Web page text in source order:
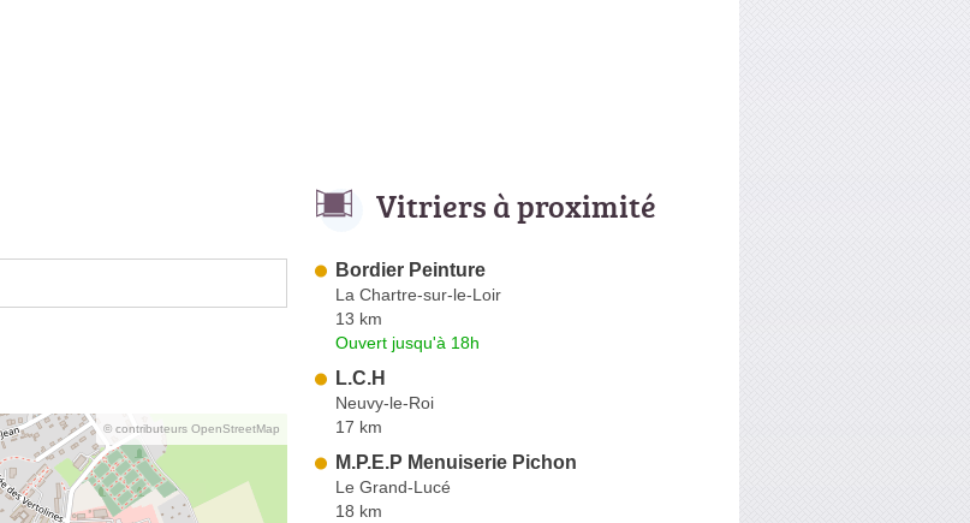
© contributeurs OpenStreetMap
Vitriers à proximité
Bordier Peinture
La Chartre-sur-le-Loir
13 km
Ouvert jusqu'à 18h
L.C.H
Neuvy-le-Roi
17 km
M.P.E.P Menuiserie Pichon
Le Grand-Lucé
18 km